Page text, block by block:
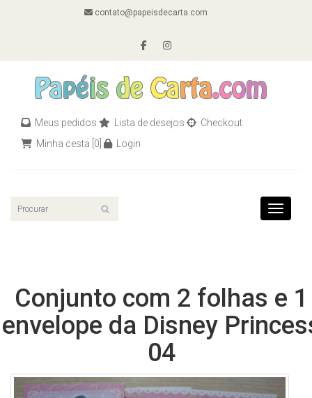
contato@papeisdecarta.com
Meus pedidos Lista de desejos
Checkout
Minha cesta [0] Login
Toggle
Conjunto com 2 folhas e 1
envelope da Disney
04